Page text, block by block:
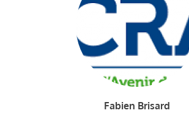
Fabien Brisard